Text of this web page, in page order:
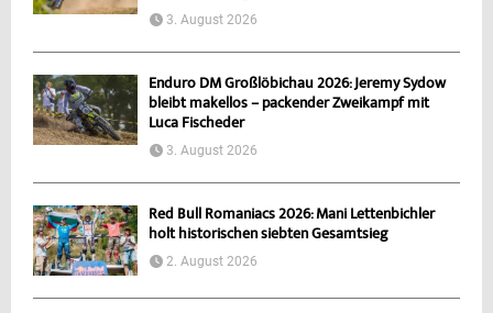
3. August 2026
Enduro DM Großlöbichau 2026: Jeremy Sydow
bleibt makellos – packender Zweikampf mit
Luca Fischeder
3. August 2026
Red Bull Romaniacs 2026: Mani Lettenbichler
holt historischen siebten Gesamtsieg
2. August 2026